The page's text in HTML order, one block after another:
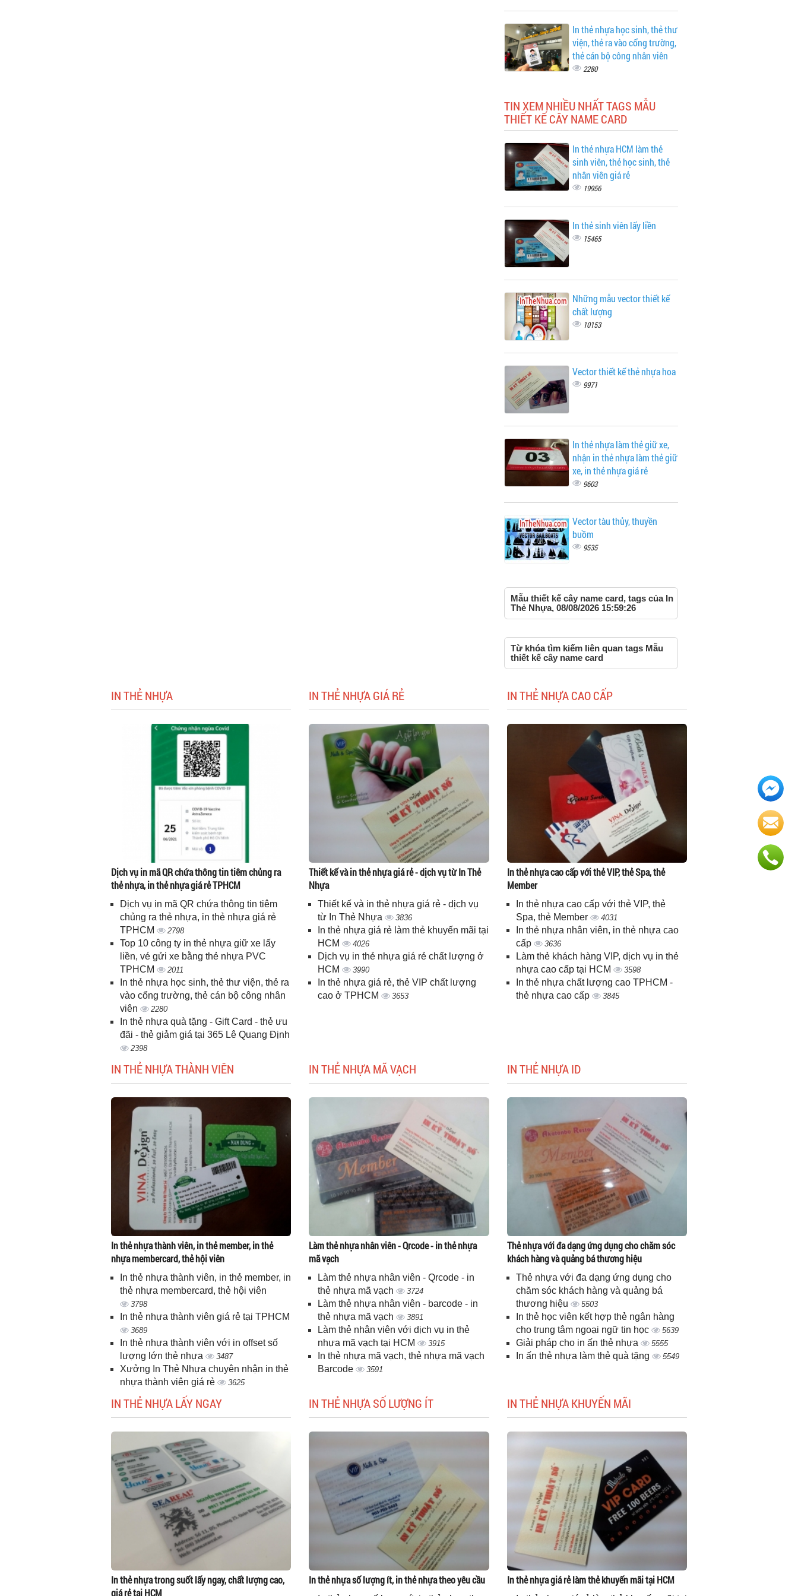
In thẻ nhựa học sinh, thẻ thư
viện, thẻ ra vào cổng trường,
thẻ cán bộ công nhân viên
2280
TIN XEM NHIỀU NHẤT TAGS MẪU
THIẾT KẾ CÂY NAME CARD
In thẻ nhựa HCM làm thẻ
sinh viên, thẻ học sinh, thẻ
nhân viên giá rẻ
19956
In thẻ sinh viên lấy liền
15465
Những mẫu vector thiết kế
chất lượng
10153
Vector thiết kế thẻ nhựa hoa
9971
In thẻ nhựa làm thẻ giữ xe,
nhận in thẻ nhựa làm thẻ giữ
xe, in thẻ nhựa giá rẻ
9603
Vector tàu thủy, thuyền
buồm
9535
Mẫu thiết kế cây name card, tags của In
Thẻ Nhựa, 08/08/2026 15:59:26
Từ khóa tìm kiếm liên quan tags Mẫu
thiết kế cây name card
IN THẺ NHỰA
Dịch vụ in mã QR chứa thông tin tiêm chủng ra
thẻ nhựa, in thẻ nhựa giá rẻ TPHCM
Dịch vụ in mã QR chứa thông tin tiêm
chủng ra thẻ nhựa, in thẻ nhựa giá rẻ
TPHCM
2798
Top 10 công ty in thẻ nhựa giữ xe lấy
liền, vé gửi xe bằng thẻ nhựa PVC
TPHCM
2011
In thẻ nhựa học sinh, thẻ thư viện, thẻ ra
vào cổng trường, thẻ cán bộ công nhân
viên
2280
In thẻ nhựa quà tặng - Gift Card - thẻ ưu
đãi - thẻ giảm giá tại 365 Lê Quang Định
2398
IN THẺ NHỰA GIÁ RẺ
Thiết kế và in thẻ nhựa giá rẻ - dịch vụ từ In Thẻ
Nhựa
Thiết kế và in thẻ nhựa giá rẻ - dịch vụ
từ In Thẻ Nhựa
3836
In thẻ nhựa giá rẻ làm thẻ khuyến mãi tại
HCM
4026
Dịch vụ in thẻ nhựa giá rẻ chất lượng ở
HCM
3990
In thẻ nhựa giá rẻ, thẻ VIP chất lượng
cao ở TPHCM
3653
IN THẺ NHỰA CAO CẤP
In thẻ nhựa cao cấp với thẻ VIP, thẻ Spa, thẻ
Member
In thẻ nhựa cao cấp với thẻ VIP, thẻ
Spa, thẻ Member
4031
In thẻ nhựa nhân viên, in thẻ nhựa cao
cấp
3636
Làm thẻ khách hàng VIP, dịch vụ in thẻ
nhựa cao cấp tại HCM
3598
In thẻ nhựa chất lượng cao TPHCM -
thẻ nhựa cao cấp
3845
IN THẺ NHỰA THÀNH VIÊN
In thẻ nhựa thành viên, in thẻ member, in thẻ
nhựa membercard, thẻ hội viên
In thẻ nhựa thành viên, in thẻ member, in
thẻ nhựa membercard, thẻ hội viên
3798
In thẻ nhựa thành viên giá rẻ tại TPHCM
3689
In thẻ nhựa thành viên với in offset số
lượng lớn thẻ nhựa
3487
Xưởng In Thẻ Nhựa chuyên nhận in thẻ
nhựa thành viên giá rẻ
3625
IN THẺ NHỰA MÃ VẠCH
Làm thẻ nhựa nhân viên - Qrcode - in thẻ nhựa
mã vạch
Làm thẻ nhựa nhân viên - Qrcode - in
thẻ nhựa mã vạch
3724
Làm thẻ nhựa nhân viên - barcode - in
thẻ nhựa mã vạch
3891
Làm thẻ nhân viên với dịch vụ in thẻ
nhựa mã vạch tại HCM
3915
In thẻ nhựa mã vạch, thẻ nhựa mã vạch
Barcode
3591
IN THẺ NHỰA ID
Thẻ nhựa với đa dạng ứng dụng cho chăm sóc
khách hàng và quảng bá thương hiệu
Thẻ nhựa với đa dạng ứng dụng cho
chăm sóc khách hàng và quảng bá
thương hiệu
5503
In thẻ học viên kết hợp thẻ ngân hàng
cho trung tâm ngoại ngữ tin học
5639
Giải pháp cho in ấn thẻ nhựa 5555
In ấn thẻ nhựa làm thẻ quà tặng 5549
IN THẺ NHỰA LẤY NGAY
In thẻ nhựa trong suốt lấy ngay, chất lượng cao,
giá rẻ tại HCM
IN THẺ NHỰA SỐ LƯỢNG ÍT
In thẻ nhựa số lượng ít, in thẻ nhựa theo yêu cầu
IN THẺ NHỰA KHUYẾN MÃI
In thẻ nhựa giá rẻ làm thẻ khuyến mãi tại HCM